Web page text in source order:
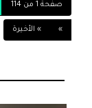
صفحة 1 من 114
» » الأخيرة